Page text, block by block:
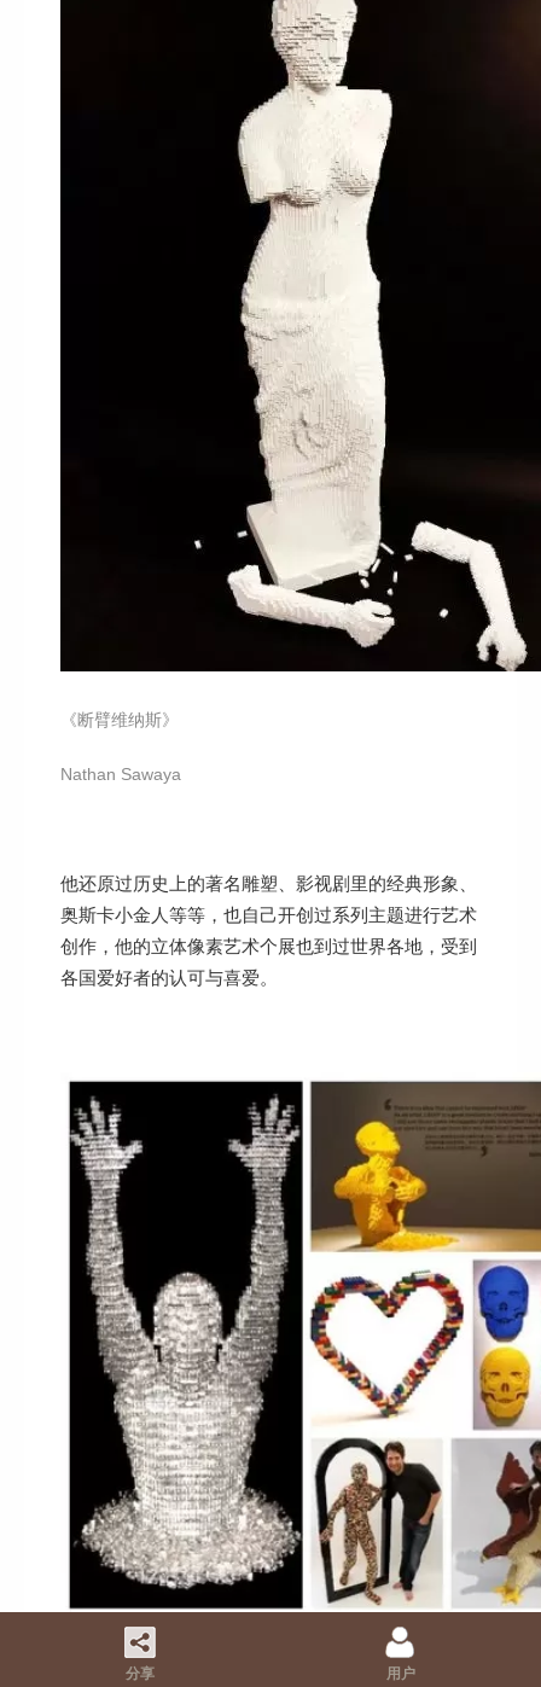
《断臂维纳斯》
Nathan Sawaya
他还原过历史上的著名雕塑、影视剧里的经典形象、
奥斯卡小金人等等，也自己开创过系列主题进行艺术
创作，他的立体像素艺术个展也到过世界各地，受到
各国爱好者的认可与喜爱。
Nathan Sawaya作品展示
分享 用户